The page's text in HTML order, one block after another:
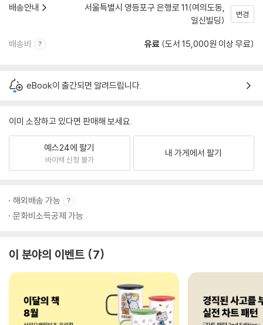
배송안내
서울특별시 영등포구 은행로 11(여의도동,
일신빌딩)
변경
배송비 유료 (도서 15,000원 이상 무료)
eBook이 출간되면 알려드립니다.
이미 소장하고 있다면 판매해 보세요.
예스24에 팔기
바이백 신청 불가
내 가게에서 팔기
해외배송 가능
문화비소득공제 가능
이 분야의 이벤트 7